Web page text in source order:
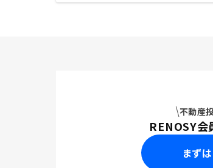
不動産
RENOSY会
まず